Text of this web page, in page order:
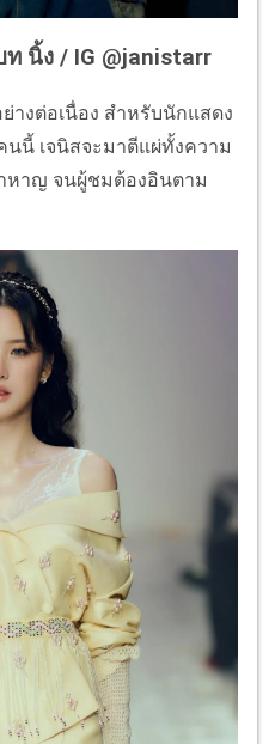
นิ้ง / IG @janistarr
างต่อเนื่อง สำหรับนักแสดง
นี้ เจนิสจะมาตีแผ่ทั้งความ
หาญ จนผู้ชมต้องอินตาม